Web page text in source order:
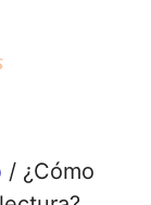
/ ¿Cómo